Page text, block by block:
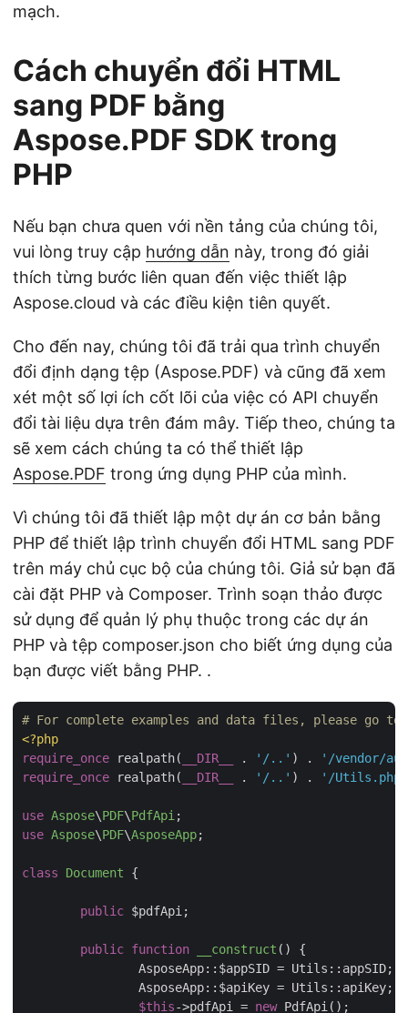
mạch.
Cách chuyển đổi HTML
sang PDF bằng
Aspose.PDF SDK trong
PHP
Nếu bạn chưa quen với nền tảng của chúng tôi,
vui lòng truy cập hướng dẫn này, trong đó giải
thích từng bước liên quan đến việc thiết lập
Aspose.cloud và các điều kiện tiên quyết.
Cho đến nay, chúng tôi đã trải qua trình chuyển
đổi định dạng tệp (Aspose.PDF) và cũng đã xem
xét một số lợi ích cốt lõi của việc có API chuyển
đổi tài liệu dựa trên đám mây. Tiếp theo, chúng ta
sẽ xem cách chúng ta có thể thiết lập
Aspose.PDF trong ứng dụng PHP của mình.
Vì chúng tôi đã thiết lập một dự án cơ bản bằng
PHP để thiết lập trình chuyển đổi HTML sang PDF
trên máy chủ cục bộ của chúng tôi. Giả sử bạn đã
cài đặt PHP và Composer. Trình soạn thảo được
sử dụng để quản lý phụ thuộc trong các dự án
PHP và tệp composer.json cho biết ứng dụng của
bạn được viết bằng PHP. .
# For complete examples and data files, please go
<?php
require_once realpath( __DIR__ . '/..' ) .
'/vendor/
require_once realpath( __DIR__ . '/..' ) . '/Utils.php'
use Aspose\PDF\PdfApi
use Aspose\PDF\AsposeApp;
class Document {
public $pdfApi;
public function __construct ( ) {
$this->pdfApi = new PdfApi();